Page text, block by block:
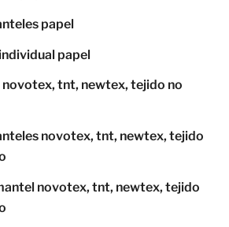
papel
papel
tnt, newtex, tejido no
novotex, tnt, newtex, tejido
novotex, tnt, newtex, tejido